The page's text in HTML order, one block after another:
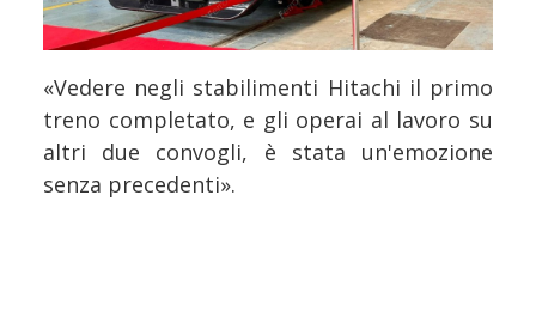
«Vedere negli stabilimenti Hitachi il primo
treno completato, e gli operai al lavoro su
altri due convogli, è stata un'emozione
senza precedenti».